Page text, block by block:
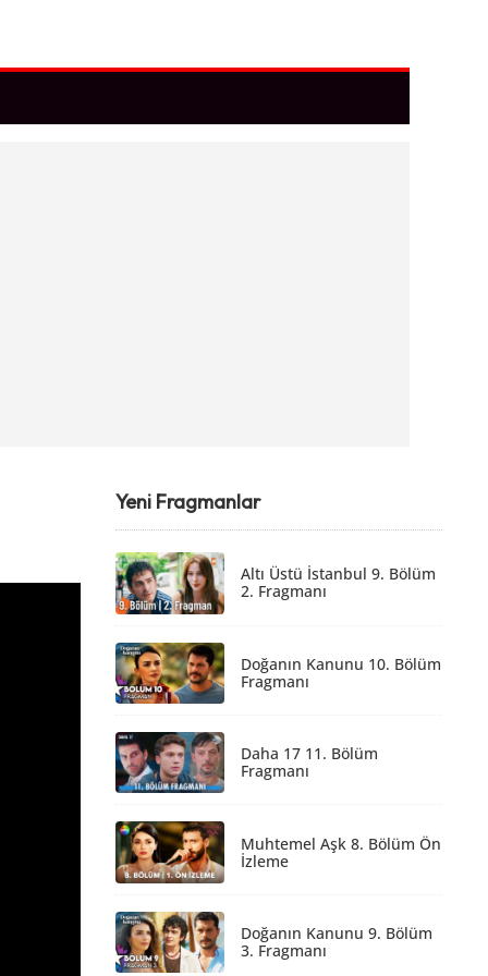
Yeni Fragmanlar
Altı Üstü İstanbul 9. Bölüm
2. Fragmanı
Doğanın Kanunu 10. Bölüm
Fragmanı
Daha 17 11. Bölüm
Fragmanı
Muhtemel Aşk 8. Bölüm Ön
İzleme
Doğanın Kanunu 9. Bölüm
3. Fragmanı